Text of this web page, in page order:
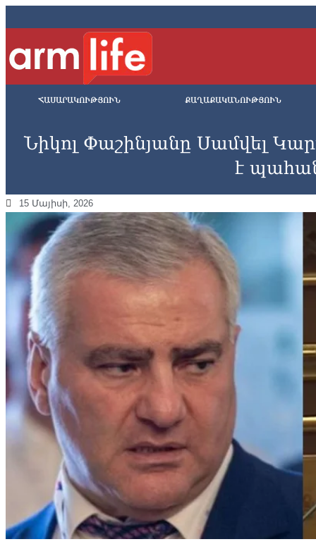
ՀԱՍԱՐԱԿՈՒԹՅՈՒՆ ՔԱՂԱՔԱԿԱՆՈՒԹՅՈՒՆ
Նիկոլ Փաշինյանը Սամվել
է
15 Մայիսի, 2026